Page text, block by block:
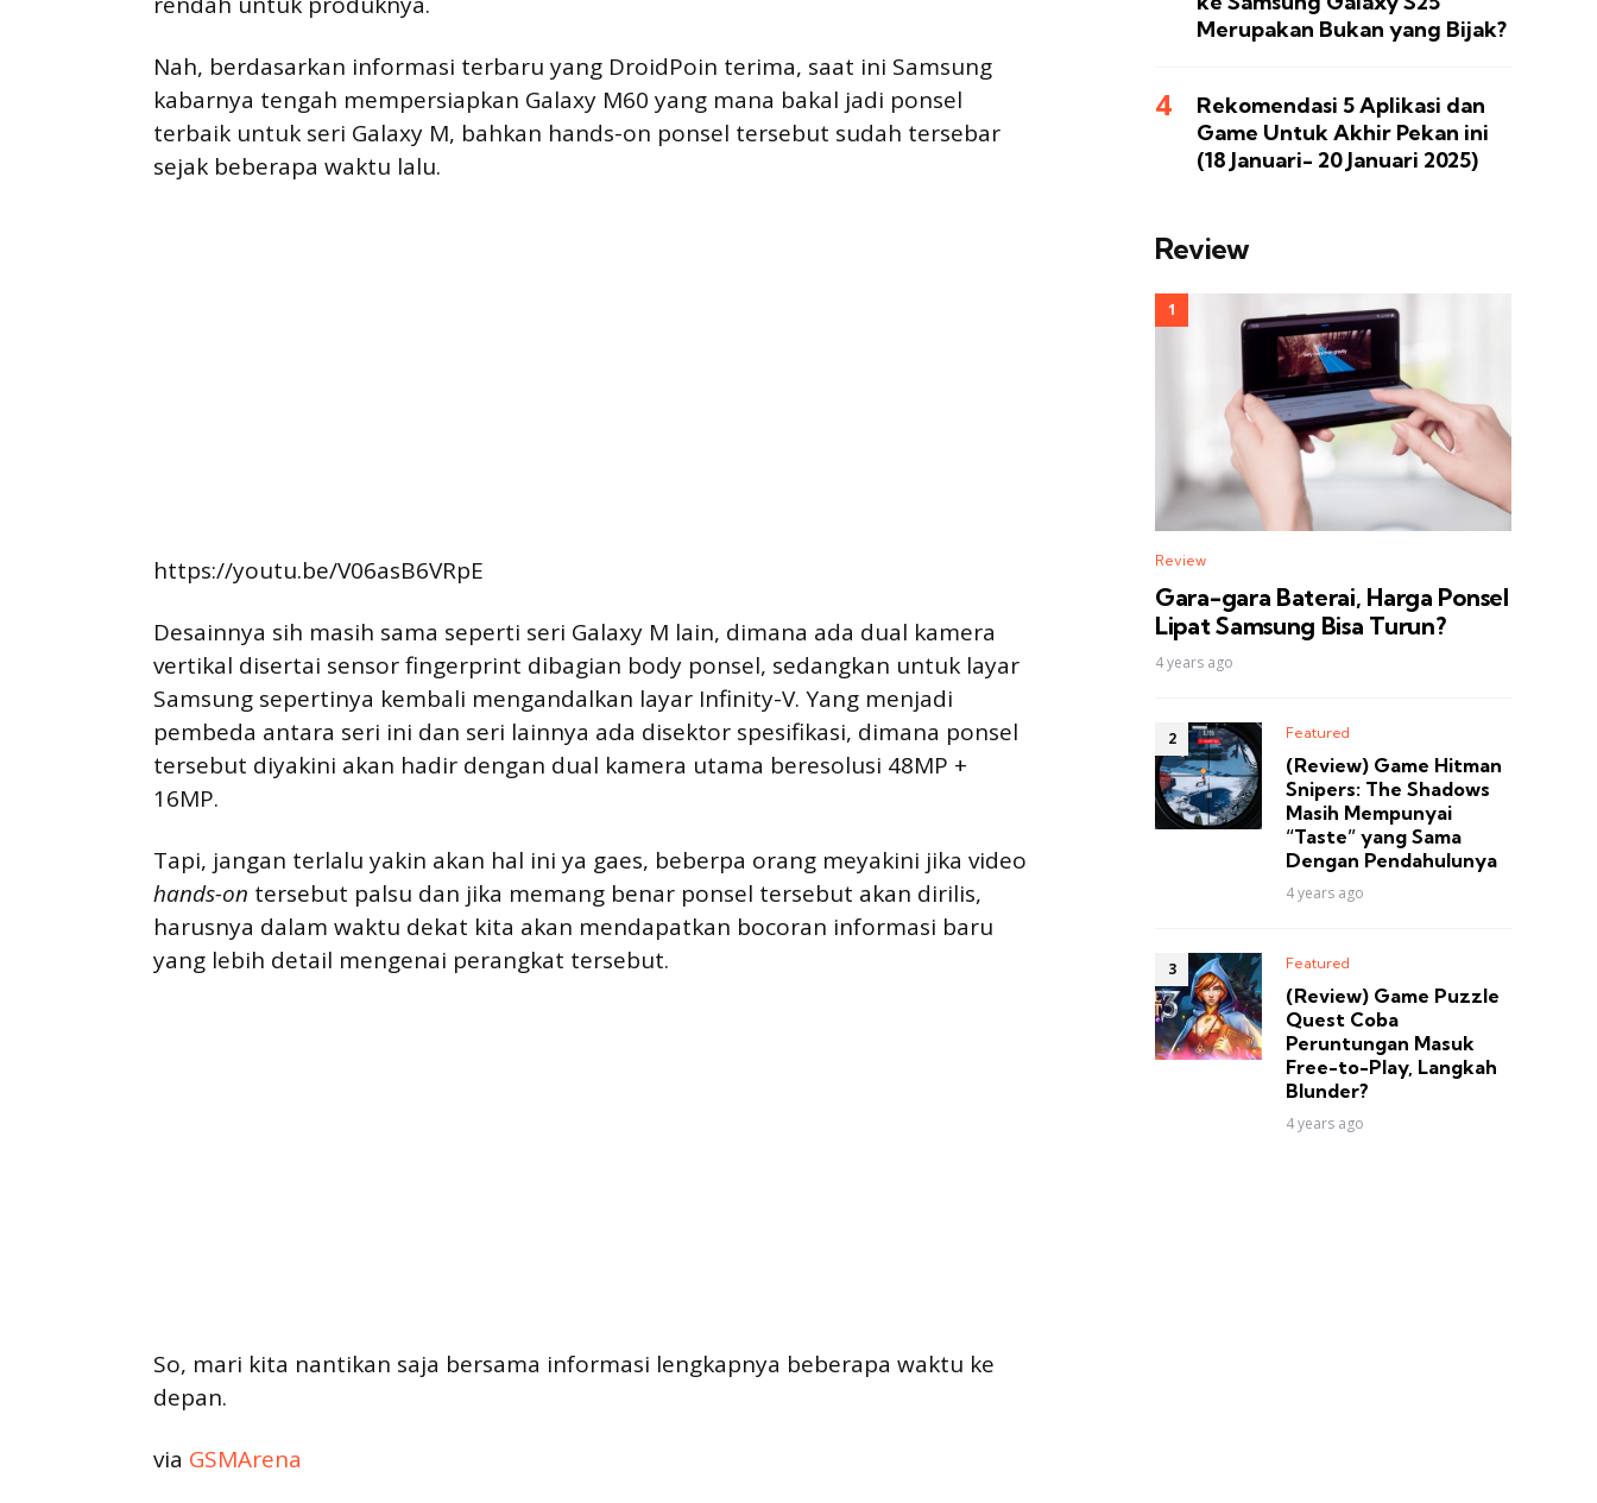
Nah, berdasarkan informasi terbaru yang DroidPoin terima, saat ini Samsung
kabarnya tengah mempersiapkan Galaxy M60 yang mana bakal jadi ponsel
terbaik untuk seri Galaxy M, bahkan hands-on ponsel tersebut sudah tersebar
sejak beberapa waktu lalu.
https://youtu.be/V06asB6VRpE
Desainnya sih masih sama seperti seri Galaxy M lain, dimana ada dual kamera
vertikal disertai sensor fingerprint dibagian body ponsel, sedangkan untuk layar
Samsung sepertinya kembali mengandalkan layar Infinity-V. Yang menjadi
pembeda antara seri ini dan seri lainnya ada disektor spesifikasi, dimana ponsel
tersebut diyakini akan hadir dengan dual kamera utama beresolusi 48MP +
16MP.
Tapi, jangan terlalu yakin akan hal ini ya gaes, beberpa orang meyakini jika video
hands-on tersebut palsu dan jika memang benar ponsel tersebut akan dirilis,
harusnya dalam waktu dekat kita akan mendapatkan bocoran informasi baru
yang lebih detail mengenai perangkat tersebut.
So, mari kita nantikan saja bersama informasi lengkapnya beberapa waktu ke
depan.
via GSMArena
Merupakan Bukan yang Bijak?
Rekomendasi 5 Aplikasi dan
Game Untuk Akhir Pekan ini
(18 Januari- 20 Januari 2025)
Review
Review
Gara-gara Baterai, Harga Ponsel
Lipat Samsung Bisa Turun?
4 years ago
Featured
(Review) Game Hitman
Snipers: The Shadows
Masih Mempunyai
“Taste” yang Sama
Dengan Pendahulunya
4 years ago
Featured
(Review) Game Puzzle
Quest Coba
Peruntungan Masuk
Free-to-Play, Langkah
Blunder?
4 years ago